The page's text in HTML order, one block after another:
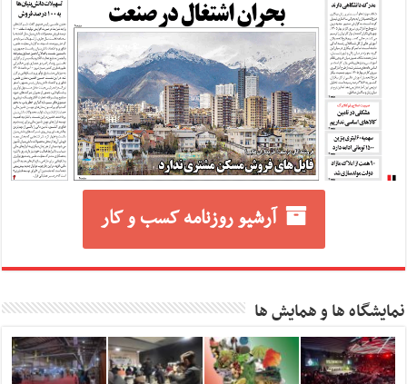
آرشیو روزنامه کسب و کار
نمایشگاه ها و همایش ها